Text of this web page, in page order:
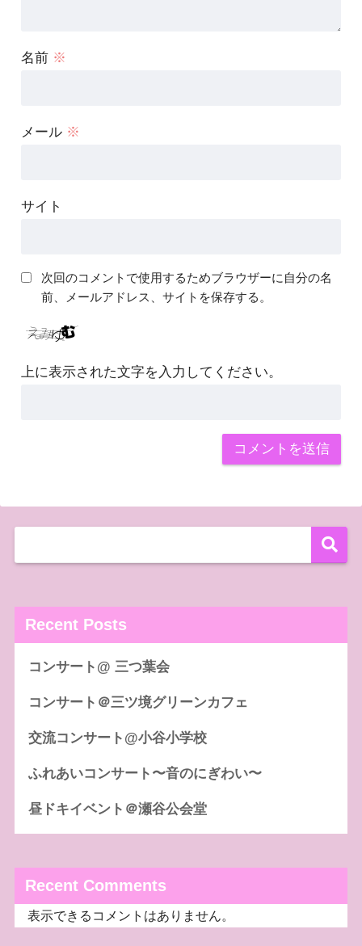
名前 ※
メール ※
サイト
次回のコメントで使用するためブラウザーに自分の名
前、メールアドレス、サイトを保存する。
上に表示された文字を入力してください。
Recent Posts
コンサート@ 三つ葉会
コンサート＠三ツ境グリーンカフェ
交流コンサート@小谷小学校
ふれあいコンサート〜音のにぎわい〜
昼ドキイベント＠瀬谷公会堂
Recent Comments
表示できるコメントはありません。